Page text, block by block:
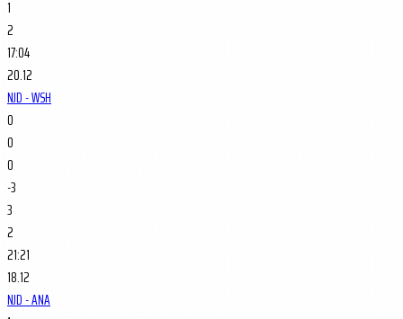
1
2
17:04
20.12
NJD - WSH
0
0
0
-3
3
2
21:21
18.12
NJD - ANA